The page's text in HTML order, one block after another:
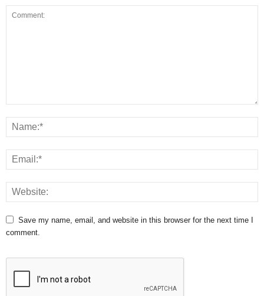
Save my name, email, and website in this browser for the next time I
comment.